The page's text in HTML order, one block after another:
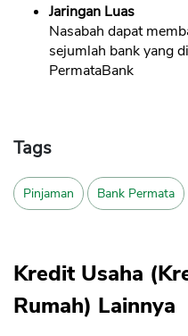
Jaringan Luas
Nasabah dapat
sejumlah bank yang
PermataBank
Tags
Pinjaman Bank Permata
Kredit Usaha
Rumah) Lainnya